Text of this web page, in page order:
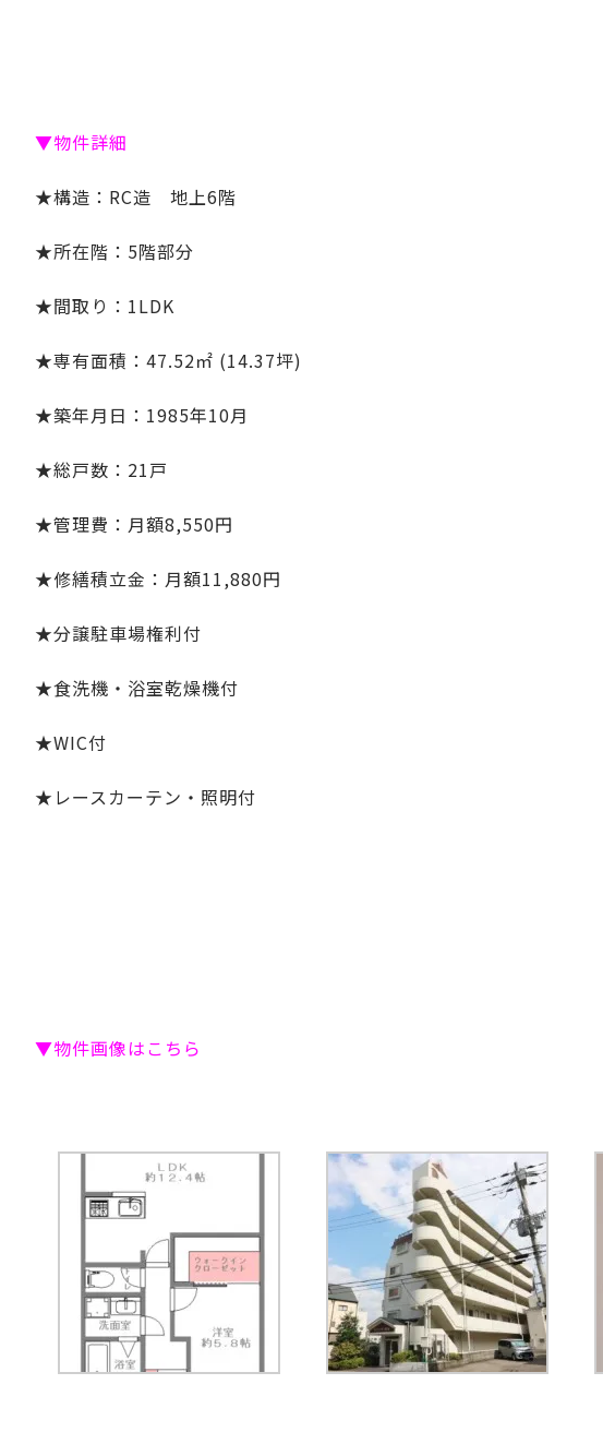
▼物件詳細
★構造：RC造 地上6階
★所在階：5階部分
★間取り：1LDK
★専有面積：47.52㎡ (14.37坪)
★築年月日：1985年10月
★総戸数：21戸
★管理費：月額8,550円
★修繕積立金：月額11,880円
★分譲駐車場権利付
★食洗機・浴室乾燥機付
★WIC付
★レースカーテン・照明付
▼物件画像はこちら